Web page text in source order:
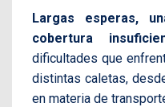
Largas esperas,
cobertura
dificultades que
distintas caletas,
en materia de